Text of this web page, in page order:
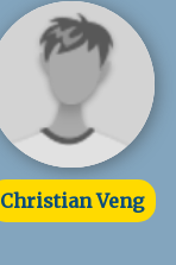
Christian Veng